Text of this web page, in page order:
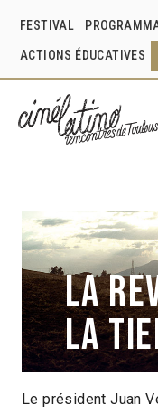
FESTIVAL
ACTIONS ÉDUCATIVES
La
la
Gonzalo
Le président Juan